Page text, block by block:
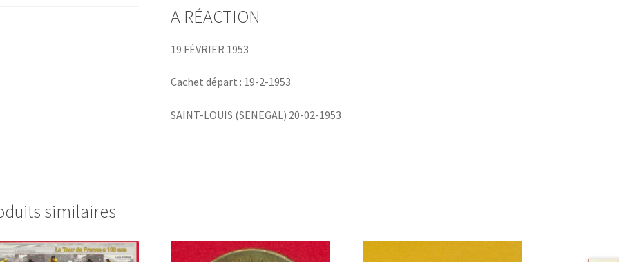
A RÉACTION
19 FÉVRIER 1953
Cachet départ : 19-2-1953
SAINT-LOUIS (SENEGAL) 20-02-1953
similaires